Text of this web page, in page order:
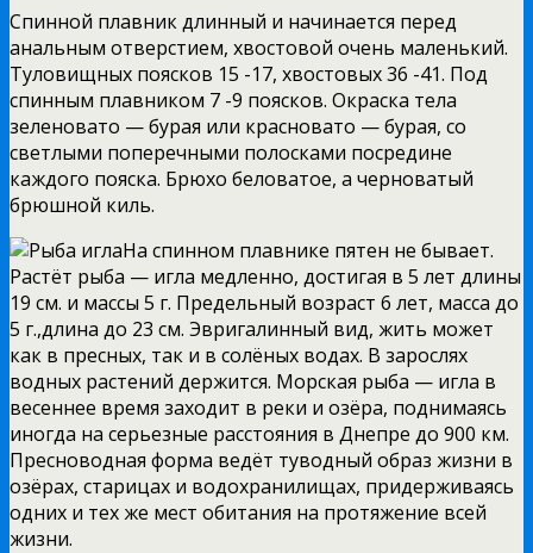
Спинной плавник длинный и начинается перед
анальным отверстием, хвостовой очень маленький.
Туловищных поясков 15 -17, хвостовых 36 -41. Под
спинным плавником 7 -9 поясков. Окраска тела
зеленовато — бурая или красновато — бурая, со
светлыми поперечными полосками посредине
каждого пояска. Брюхо беловатое, а черноватый
брюшной киль.
На спинном плавнике пятен не бывает.
Растёт рыба — игла медленно, достигая в 5 лет длины
19 см. и массы 5 г. Предельный возраст 6 лет, масса до
5 г.,длина до 23 см. Эвригалинный вид, жить может
как в пресных, так и в солёных водах. В зарослях
водных растений держится. Морская рыба — игла в
весеннее время заходит в реки и озёра, поднимаясь
иногда на серьезные расстояния в Днепре до 900 км.
Пресноводная форма ведёт туводный образ жизни в
озёрах, старицах и водохранилищах, придерживаясь
одних и тех же мест обитания на протяжение всей
жизни.